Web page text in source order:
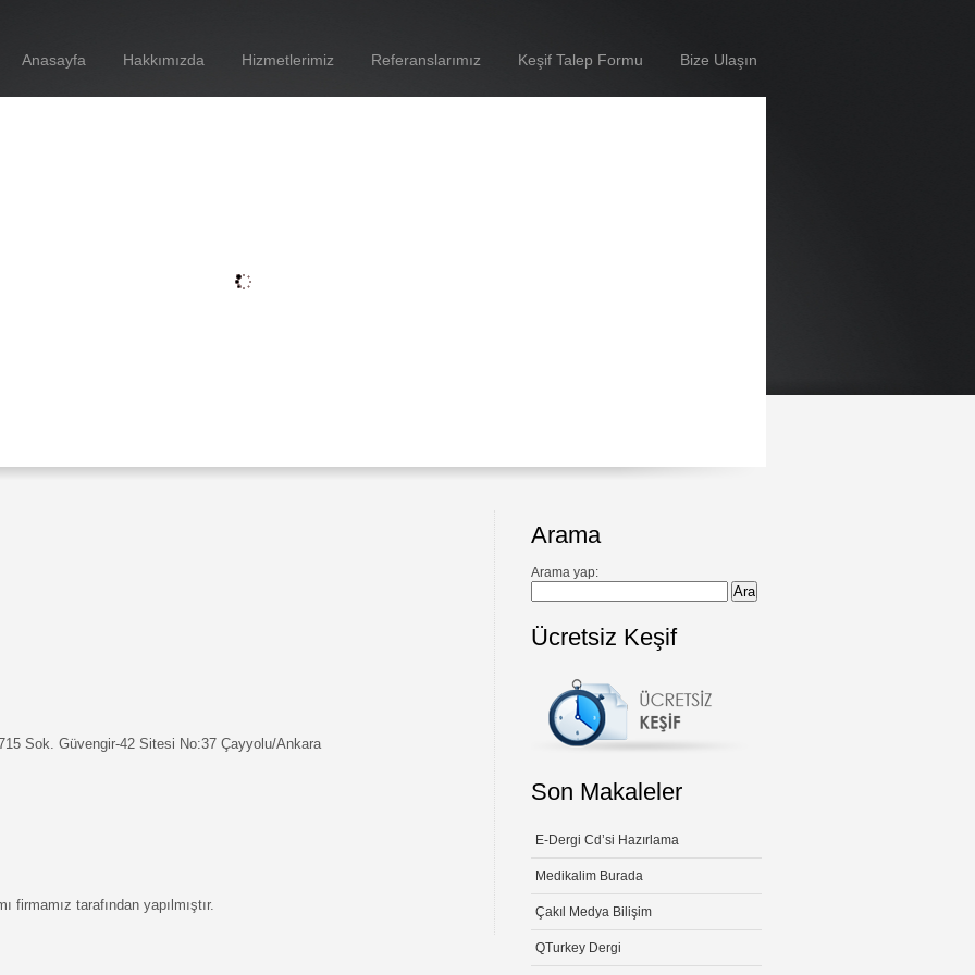
Anasayfa Hakkımızda Hizmetlerimiz Referanslarımız Keşif Talep Formu Bize Ulaşın
Sok. Güvengir-42 Sitesi No:37 Çayyolu/Ankara
firmamız tarafından yapılmıştır.
Arama
Arama yap:
Ücretsiz Keşif
Son Makaleler
E-Dergi Cd’si Hazırlama
Medikalim Burada
Çakıl Medya Bilişim
QTurkey Dergi